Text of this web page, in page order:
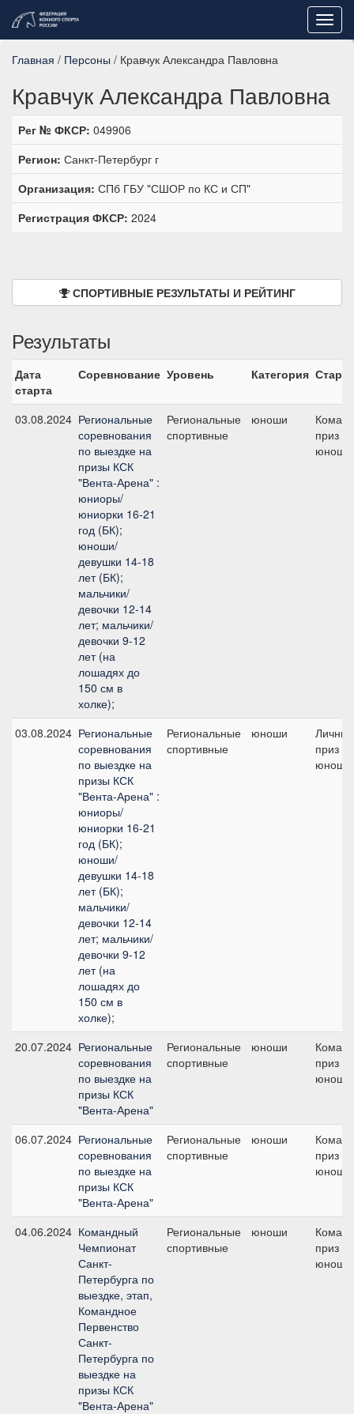
Главная / Персоны / Кравчук Александра Павловна
Кравчук Александра Павловна
Рег № ФКСР: 049906
Регион: Санкт-Петербург г
Организация: СПб ГБУ "СШОР по КС и СП"
Регистрация ФКСР: 2024
СПОРТИВНЫЕ РЕЗУЛЬТАТЫ И РЕЙТИНГ
Результаты
Дата
старта
Соревнование Уровень Категория Старт
03.08.2024 Региональные
соревнования
по выездке на
призы КСК
"Вента-Арена" :
юниоры/
юниорки 16-21
год (БК);
юноши/
девушки 14-18
лет (БК);
мальчики/
девочки 12-14
лет; мальчики/
девочки 9-12
лет (на
лошадях до
150 см в
холке);
Региональные
спортивные
юноши
приз -
юноши
03.08.2024 Региональные
соревнования
по выездке на
призы КСК
"Вента-Арена" :
юниоры/
юниорки 16-21
год (БК);
юноши/
девушки 14-18
лет (БК);
мальчики/
девочки 12-14
лет; мальчики/
девочки 9-12
лет (на
лошадях до
150 см в
холке);
Региональные
спортивные
юноши
Личный
приз /
юноши/
20.07.2024 Региональные
соревнования
по выездке на
призы КСК
"Вента-Арена"
Региональные
спортивные
юноши
приз -
юноши
06.07.2024 Региональные
соревнования
по выездке на
призы КСК
"Вента-Арена"
Региональные
спортивные
юноши
приз -
юноши
04.06.2024 Командный
Чемпионат
Санкт-
Петербурга по
выездке, этап,
Командное
Первенство
Санкт-
Петербурга по
выездке на
призы КСК
"Вента-Арена"
Региональные
спортивные
юноши
приз -
юноши